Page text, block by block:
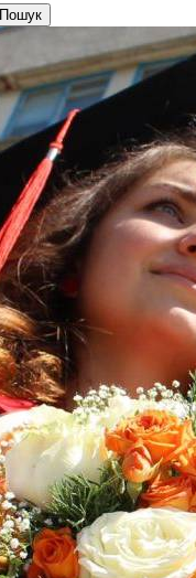
Пошук